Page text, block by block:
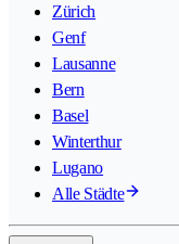
Zürich
Genf
Lausanne
Bern
Basel
Winterthur
Lugano
Alle Städte